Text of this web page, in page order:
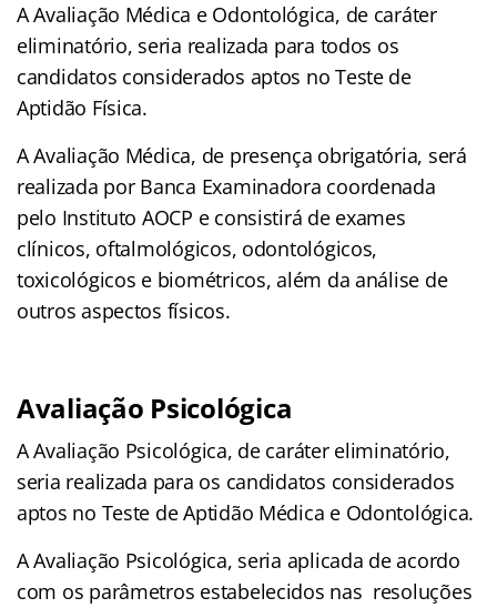
A Avaliação Médica e Odontológica, de caráter
eliminatório, seria realizada para todos os
candidatos considerados aptos no Teste de
Aptidão Física.
A Avaliação Médica, de presença obrigatória, será
realizada por Banca Examinadora coordenada
pelo Instituto AOCP e consistirá de exames
clínicos, oftalmológicos, odontológicos,
toxicológicos e biométricos, além da análise de
outros aspectos físicos.
Avaliação Psicológica
A Avaliação Psicológica, de caráter eliminatório,
seria realizada para os candidatos considerados
aptos no Teste de Aptidão Médica e Odontológica.
A Avaliação Psicológica, seria aplicada de acordo
com os parâmetros estabelecidos nas resoluções